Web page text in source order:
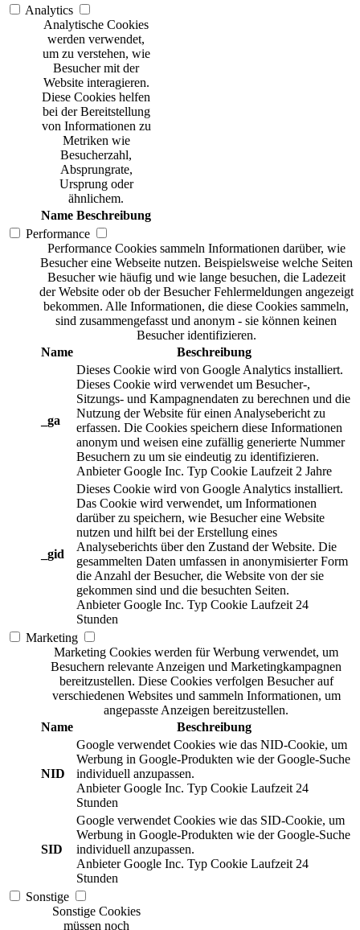
Analytics
Analytische Cookies
werden verwendet,
um zu verstehen, wie
Besucher mit der
Website interagieren.
Diese Cookies helfen
bei der Bereitstellung
von Informationen zu
Metriken wie
Besucherzahl,
Absprungrate,
Ursprung oder
ähnlichem.
Name Beschreibung
Performance
Performance Cookies sammeln Informationen darüber, wie
Besucher eine Webseite nutzen. Beispielsweise welche Seiten
Besucher wie häufig und wie lange besuchen, die Ladezeit
der Website oder ob der Besucher Fehlermeldungen angezeigt
bekommen. Alle Informationen, die diese Cookies sammeln,
sind zusammengefasst und anonym - sie können keinen
Besucher identifizieren.
Name
Beschreibung
_ga
Dieses Cookie wird von Google Analytics installiert.
Dieses Cookie wird verwendet um Besucher-,
Sitzungs- und Kampagnendaten zu berechnen und die
Nutzung der Website für einen Analysebericht zu
erfassen. Die Cookies speichern diese Informationen
anonym und weisen eine zufällig generierte Nummer
Besuchern zu um sie eindeutig zu identifizieren.
Anbieter Google Inc. Typ Cookie Laufzeit 2 Jahre
_gid
Dieses Cookie wird von Google Analytics installiert.
Das Cookie wird verwendet, um Informationen
darüber zu speichern, wie Besucher eine Website
nutzen und hilft bei der Erstellung eines
Analyseberichts über den Zustand der Website. Die
gesammelten Daten umfassen in anonymisierter Form
die Anzahl der Besucher, die Website von der sie
gekommen sind und die besuchten Seiten.
Anbieter Google Inc. Typ Cookie Laufzeit 24
Stunden
Marketing
Marketing Cookies werden für Werbung verwendet, um
Besuchern relevante Anzeigen und Marketingkampagnen
bereitzustellen. Diese Cookies verfolgen Besucher auf
verschiedenen Websites und sammeln Informationen, um
angepasste Anzeigen bereitzustellen.
Name
Beschreibung
NID
Google verwendet Cookies wie das NID-Cookie, um
Werbung in Google-Produkten wie der Google-Suche
individuell anzupassen.
Anbieter Google Inc. Typ Cookie Laufzeit 24
Stunden
SID
Google verwendet Cookies wie das SID-Cookie, um
Werbung in Google-Produkten wie der Google-Suche
individuell anzupassen.
Anbieter Google Inc. Typ Cookie Laufzeit 24
Stunden
Sonstige
Sonstige Cookies
müssen noch